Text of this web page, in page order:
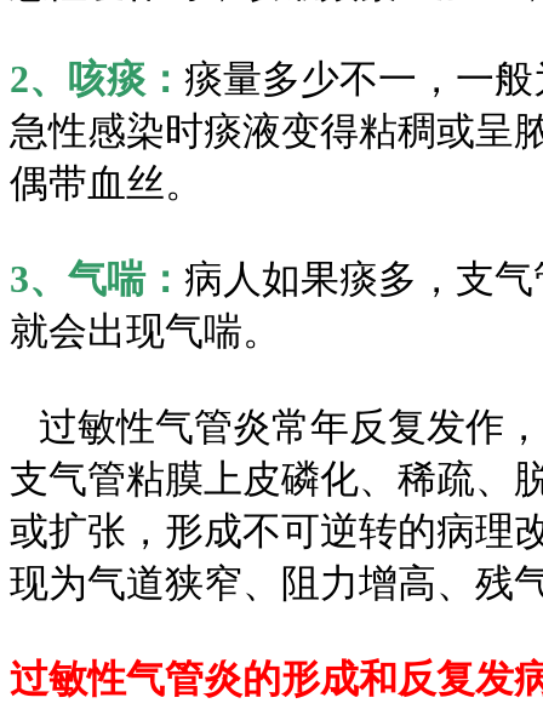
2、咳痰： 痰量多少不一，一
急性感染时痰液变得粘稠或呈
偶带血丝。
3、气喘： 病人如果痰多，支
就会出现气喘。
过敏性气管炎常年反复发作
支气管粘膜上皮磷化、稀疏、
或扩张，形成不可逆转的病理
现为气道狭窄、阻力增高、残
过敏性气管炎的形成和反复发